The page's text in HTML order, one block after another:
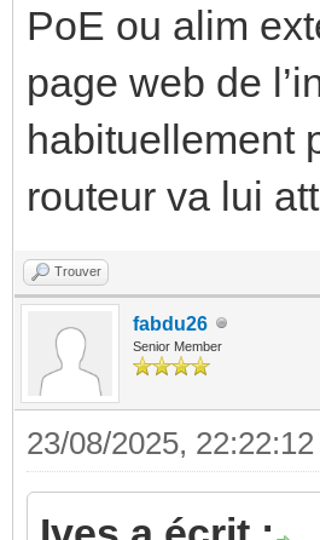
PoE ou alim
page web de
habituellement
routeur va lui
Trouver
fabdu26
Senior Member
23/08/2025, 22:22:12